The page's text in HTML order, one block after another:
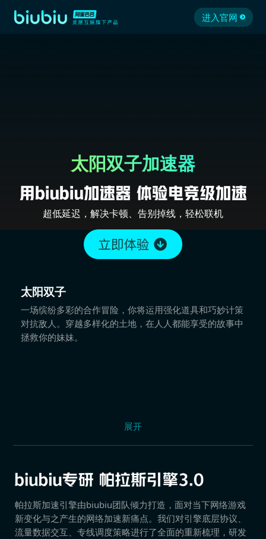
进入官网
太阳双子加速器
超低延迟，解决卡顿、告别掉线，轻松联机
太阳双子
一场缤纷多彩的合作冒险，你将运用强化道具和巧妙计策
对抗敌人。穿越多样化的土地，在人人都能享受的故事中
拯救你的妹妹。
展开
帕拉斯加速引擎由biubiu团队倾力打造，面对当下网络游戏
新变化与之产生的网络加速新痛点。我们对引擎底层协议、
流量数据交互、专线调度策略进行了全面的重新梳理，研发